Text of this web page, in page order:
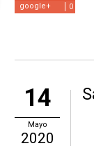
0
google+
14
Mayo
2020